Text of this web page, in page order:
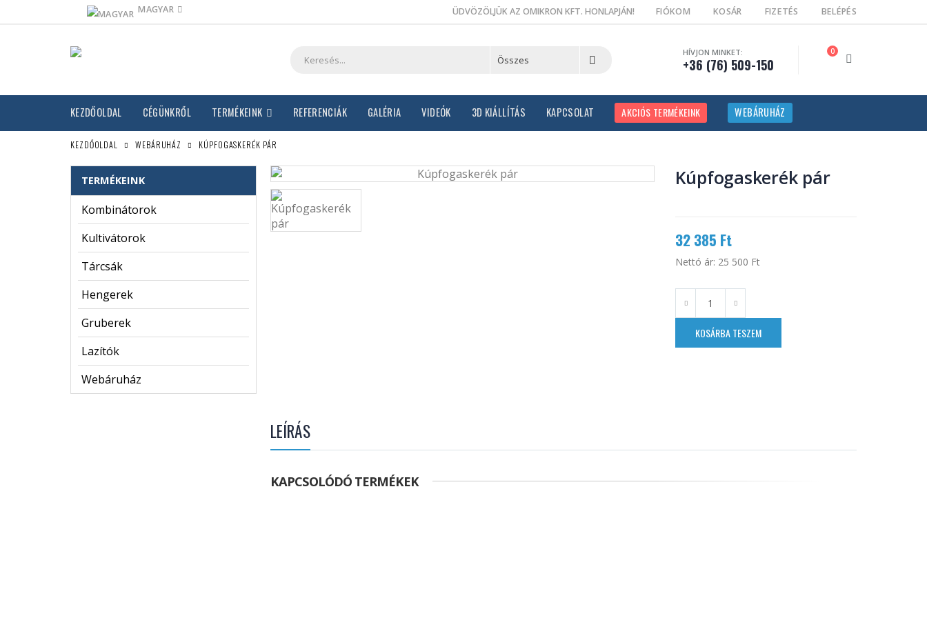
MAGYAR ÜDVÖZÖLJÜK AZ OMIKRON KFT. HONLAPJÁN! FIÓKOM KOSÁR FIZETÉS BELÉPÉS
HÍVJON MINKET:
+36 (76) 509-150
0
KEZDŐOLDAL CÉGÜNKRŐL TERMÉKEINK REFERENCIÁK GALÉRIA VIDEÓK 3D KIÁLLÍTÁS KAPCSOLAT AKCIÓS TERMÉKEINK WEBÁRUHÁZ
KEZDŐOLDAL WEBÁRUHÁZ KÚPFOGASKERÉK PÁR
Kúpfogaskerék pár
32 385 Ft
Nettó ár: 25 500 Ft
LEÍRÁS
KAPCSOLÓDÓ TERMÉKEK
TERMÉKEINK
Kombinátorok
Kultivátorok
Tárcsák
Hengerek
Gruberek
Lazítók
Webáruház